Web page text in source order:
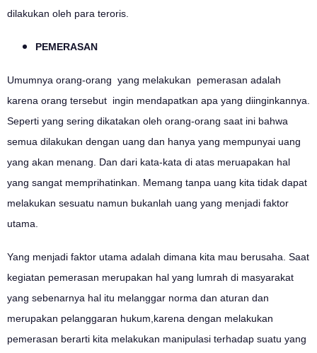
dilakukan oleh para teroris.
PEMERASAN
Umumnya orang-orang yang melakukan pemerasan adalah
karena orang tersebut ingin mendapatkan apa yang diinginkannya.
Seperti yang sering dikatakan oleh orang-orang saat ini bahwa
semua dilakukan dengan uang dan hanya yang mempunyai uang
yang akan menang. Dan dari kata-kata di atas meruapakan hal
yang sangat memprihatinkan. Memang tanpa uang kita tidak dapat
melakukan sesuatu namun bukanlah uang yang menjadi faktor
utama.
Yang menjadi faktor utama adalah dimana kita mau berusaha. Saat
kegiatan pemerasan merupakan hal yang lumrah di masyarakat
yang sebenarnya hal itu melanggar norma dan aturan dan
merupakan pelanggaran hukum,karena dengan melakukan
pemerasan berarti kita melakukan manipulasi terhadap suatu yang